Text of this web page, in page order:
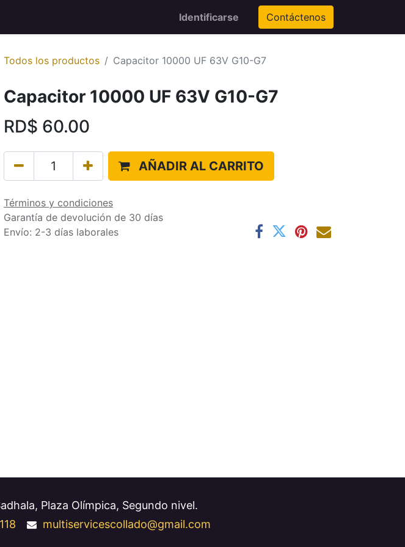
Identificarse Contáctenos
Todos los productos Capacitor 10000 UF 63V G10-G7
Capacitor 10000 UF 63V G10-G7
RD$ 60.00
AÑADIR AL CARRITO
Términos y condiciones
Garantía de devolución de 30 días
Envío: 2-3 días laborales
Plaza Olímpica, Segundo nivel.
multiservicescollado@gmail.com